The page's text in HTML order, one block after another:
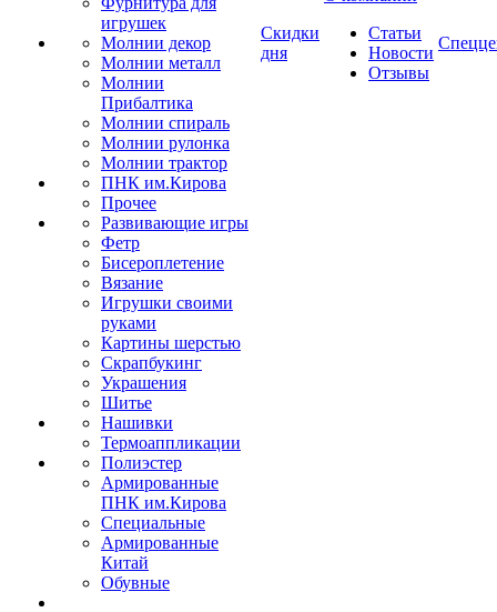
игрушек
Молнии декор
Молнии металл
Молнии
Прибалтика
Молнии спираль
Молнии рулонка
Молнии трактор
ПНК им.Кирова
Прочее
Развивающие игры
Фетр
Бисероплетение
Вязание
Игрушки своими
руками
Картины шерстью
Скрапбукинг
Украшения
Шитье
Нашивки
Термоаппликации
Полиэстер
Армированные
ПНК им.Кирова
Специальные
Армированные
Китай
Обувные
Скидки
дня
Статьи
Новости
Отзывы